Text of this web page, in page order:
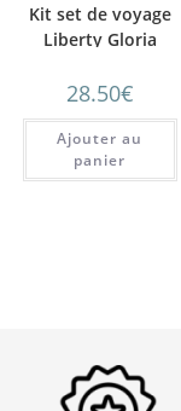
Kit set de voyage
Liberty Gloria
28.50€
Ajouter au
panier